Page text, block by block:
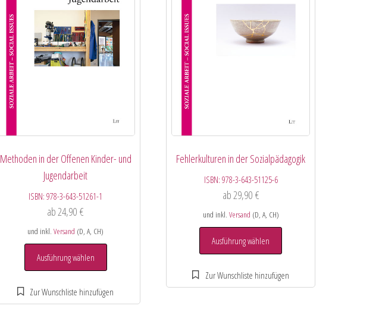
Methoden in der Offenen Kinder- und
Jugendarbeit
ISBN:978-3-643-51261-1
ab24,90€
und inkl.Versand (D, A, CH)
Ausführung wählen
Fehlerkulturen in der Sozialpädagogik
ISBN: 978-3-643-51125-6
ab29,90 €
und inkl. Versand (D, A, CH)
Ausführung wählen